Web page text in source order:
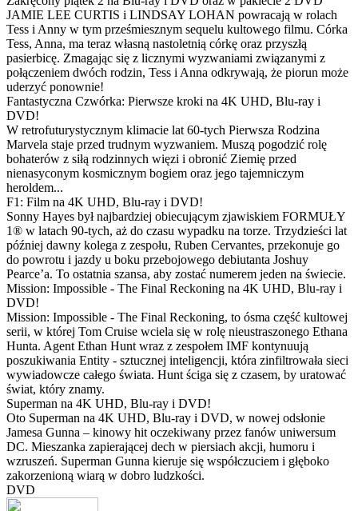
JAMIE LEE CURTIS i LINDSAY LOHAN powracają w rolach
Tess i Anny w tym prześmiesznym sequelu kultowego filmu. Córka
Tess, Anna, ma teraz własną nastoletnią córkę oraz przyszłą
pasierbicę. Zmagając się z licznymi wyzwaniami związanymi z
połączeniem dwóch rodzin, Tess i Anna odkrywają, że piorun może
uderzyć ponownie!
Fantastyczna Czwórka: Pierwsze kroki na 4K UHD, Blu-ray i
DVD!
W retrofuturystycznym klimacie lat 60-tych Pierwsza Rodzina
Marvela staje przed trudnym wyzwaniem. Muszą pogodzić rolę
bohaterów z siłą rodzinnych więzi i obronić Ziemię przed
nienasyconym kosmicznym bogiem oraz jego tajemniczym
heroldem...
F1: Film na 4K UHD, Blu-ray i DVD!
Sonny Hayes był najbardziej obiecującym zjawiskiem FORMUŁY
1® w latach 90-tych, aż do czasu wypadku na torze. Trzydzieści lat
później dawny kolega z zespołu, Ruben Cervantes, przekonuje go
do powrotu i jazdy u boku przebojowego debiutanta Joshuy
Pearce’a. To ostatnia szansa, aby zostać numerem jeden na świecie.
Mission: Impossible - The Final Reckoning na 4K UHD, Blu-ray i
DVD!
Mission: Impossible - The Final Reckoning, to ósma część kultowej
serii, w której Tom Cruise wciela się w rolę nieustraszonego Ethana
Hunta. Agent Ethan Hunt wraz z zespołem IMF kontynuują
poszukiwania Entity - sztucznej inteligencji, która zinfiltrowała sieci
wywiadowcze całego świata. Hunt ściga się z czasem, by uratować
świat, który znamy.
Superman na 4K UHD, Blu-ray i DVD!
Oto Superman na 4K UHD, Blu-ray i DVD, w nowej odsłonie
Jamesa Gunna – kinowy hit oczekiwany przez fanów uniwersum
DC. Mieszanka zapierającej dech w piersiach akcji, humoru i
wzruszeń. Superman Gunna kieruje się współczuciem i głęboko
zakorzenioną wiarą w dobro ludzkości.
DVD